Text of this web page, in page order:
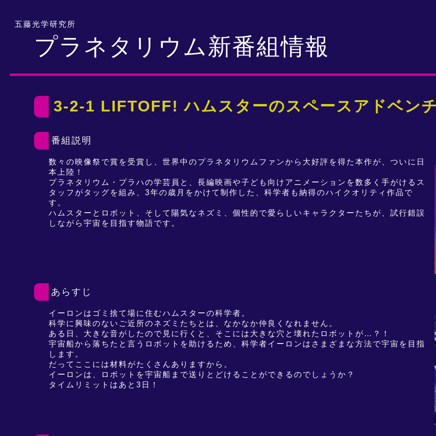
五藤光学研究所
プラネタリウム新番組情報
3-2-1 LIFTOFF! ハムスターのスペースアドベン
番組説明
数々の映像祭で賞を受賞し、世界中のプラネタリウムファンから大好評を得た本作が、ついに日
本上陸！
プラネタリウム・プラハの学芸員と、長編映画や子ども向けアニメーションを数多く手がけるス
タッフがタッグを組み、3年の歳月をかけて制作した、科学者も納得のハイクオリティ作品で
す。
ハムスターとロボット、そして陽気なネズミ、個性的で愛らしいキャラクターたちが、試行錯誤
しながら宇宙を目指す物語です。
あらすじ
イーロンはゴミ捨て場に住むハムスターの科学者。
科学に興味のないご近所のネズミたちとは、なかなか仲良くなれません。
ある日、大きな音がしたので見に行くと、そこには大きな穴と壊れたロボットが…？！
宇宙船から落ちたと言うロボットを助けるため、科学者イーロンはさまざまな方法で宇宙を目指
します。
だってここには材料がたくさんありますから。
イーロンは、ロボットを宇宙船まで送りとどけることができるのでしょうか？
タイムリミットはあと3日！